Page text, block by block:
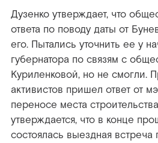
Дузенко утверждает, что
ответа по поводу даты от
его. Пытались уточнить ее у
губернатора по связям с
Куриленковой, но не смогли.
активистов пришел ответ от
переносе места
утверждается, что в конце
состоялась выездная встреча